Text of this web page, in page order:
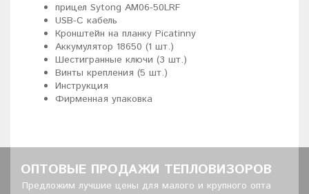
прицел Sytong AM06-50LRF
USB-C кабель
Кронштейн на планку Picatinny
Аккумулятор 18650 (1 шт.)
Шестигранные ключи (3 шт.)
Винты крепления (5 шт.)
Инструкция
Фирменная упаковка
ОПТОВЫЕ ПРОДАЖИ ТЕПЛОВИЗОРОВ
Предложим лучшие цены для малого и крупного опта